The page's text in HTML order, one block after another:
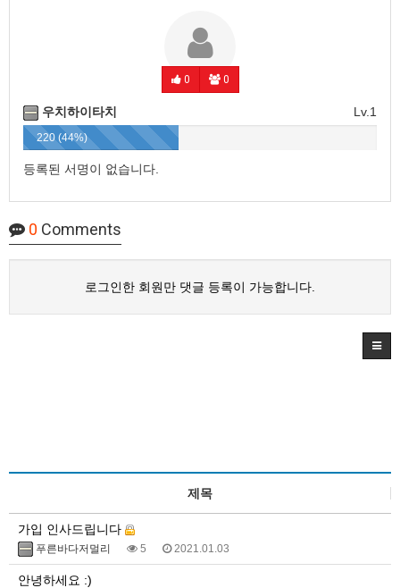
0 0
Lv.1
우치하이타치
220 (44%)
등록된 서명이 없습니다.
0 Comments
로그인한 회원만 댓글 등록이 가능합니다.
제목
가입 인사드립니다
푸른바다저멀리 5 2021.01.03
안녕하세요 :)